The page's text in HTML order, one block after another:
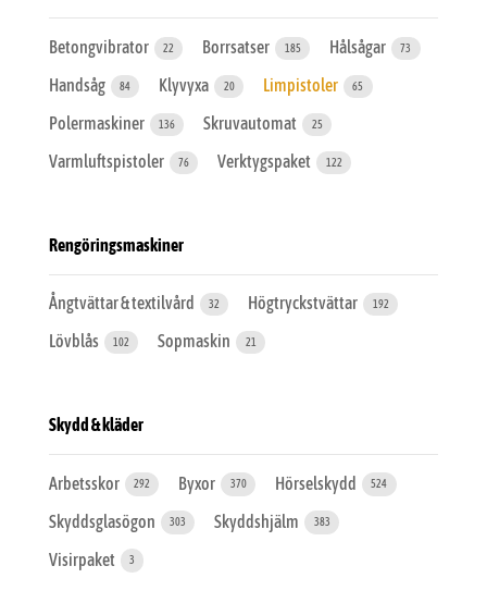
Betongvibrator 22 Borrsatser 185 Hålsågar 73
Handsåg 84 Klyvyxa 20 Limpistoler 65
Polermaskiner 136 Skruvautomat 25
Varmluftspistoler 76 Verktygspaket 122
Rengöringsmaskiner
Ångtvättar & textilvård 32 Högtryckstvättar 192
Lövblås 102 Sopmaskin 21
Skydd & kläder
Arbetsskor 292 Byxor 370 Hörselskydd 524
Skyddsglasögon 303 Skyddshjälm 383
Visirpaket 3